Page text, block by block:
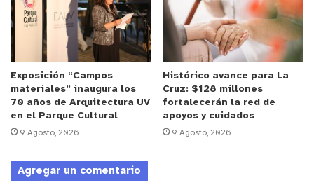
Exposición “Campos
materiales” inaugura los
70 años de Arquitectura UV
en el Parque Cultural
9 Agosto, 2026
Histórico avance para La
Cruz: $128 millones
fortalecerán la red de
apoyos y cuidados
9 Agosto, 2026
Agregar un comentario